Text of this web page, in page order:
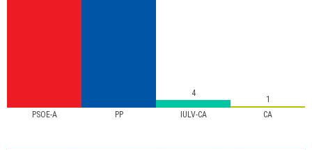
PSOE-A PP IULV-CA CA
4
1